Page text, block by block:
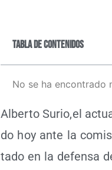
Tabla de contenidos
No se ha encontrado
Alber­to Surio,el
do hoy ante la
ta­do en la defen­sa